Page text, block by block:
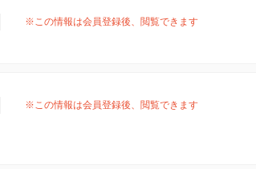
※この情報は会員登録後、閲覧できます
※この情報は会員登録後、閲覧できます